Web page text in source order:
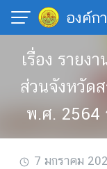
Skip
content
องค์ก
เรื่อง รายง
ส่วนจังหวัด
พ.ศ. 2564
7 มกราคม